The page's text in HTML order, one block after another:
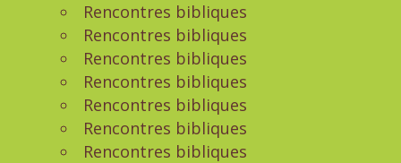
Rencontres bibliques
Rencontres bibliques
Rencontres bibliques
Rencontres bibliques
Rencontres bibliques
Rencontres bibliques
Rencontres bibliques